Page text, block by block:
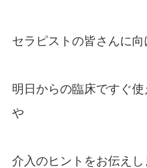
セラピストの皆さんに向
明日からの臨床ですぐ
や
介入のヒントをお伝えし